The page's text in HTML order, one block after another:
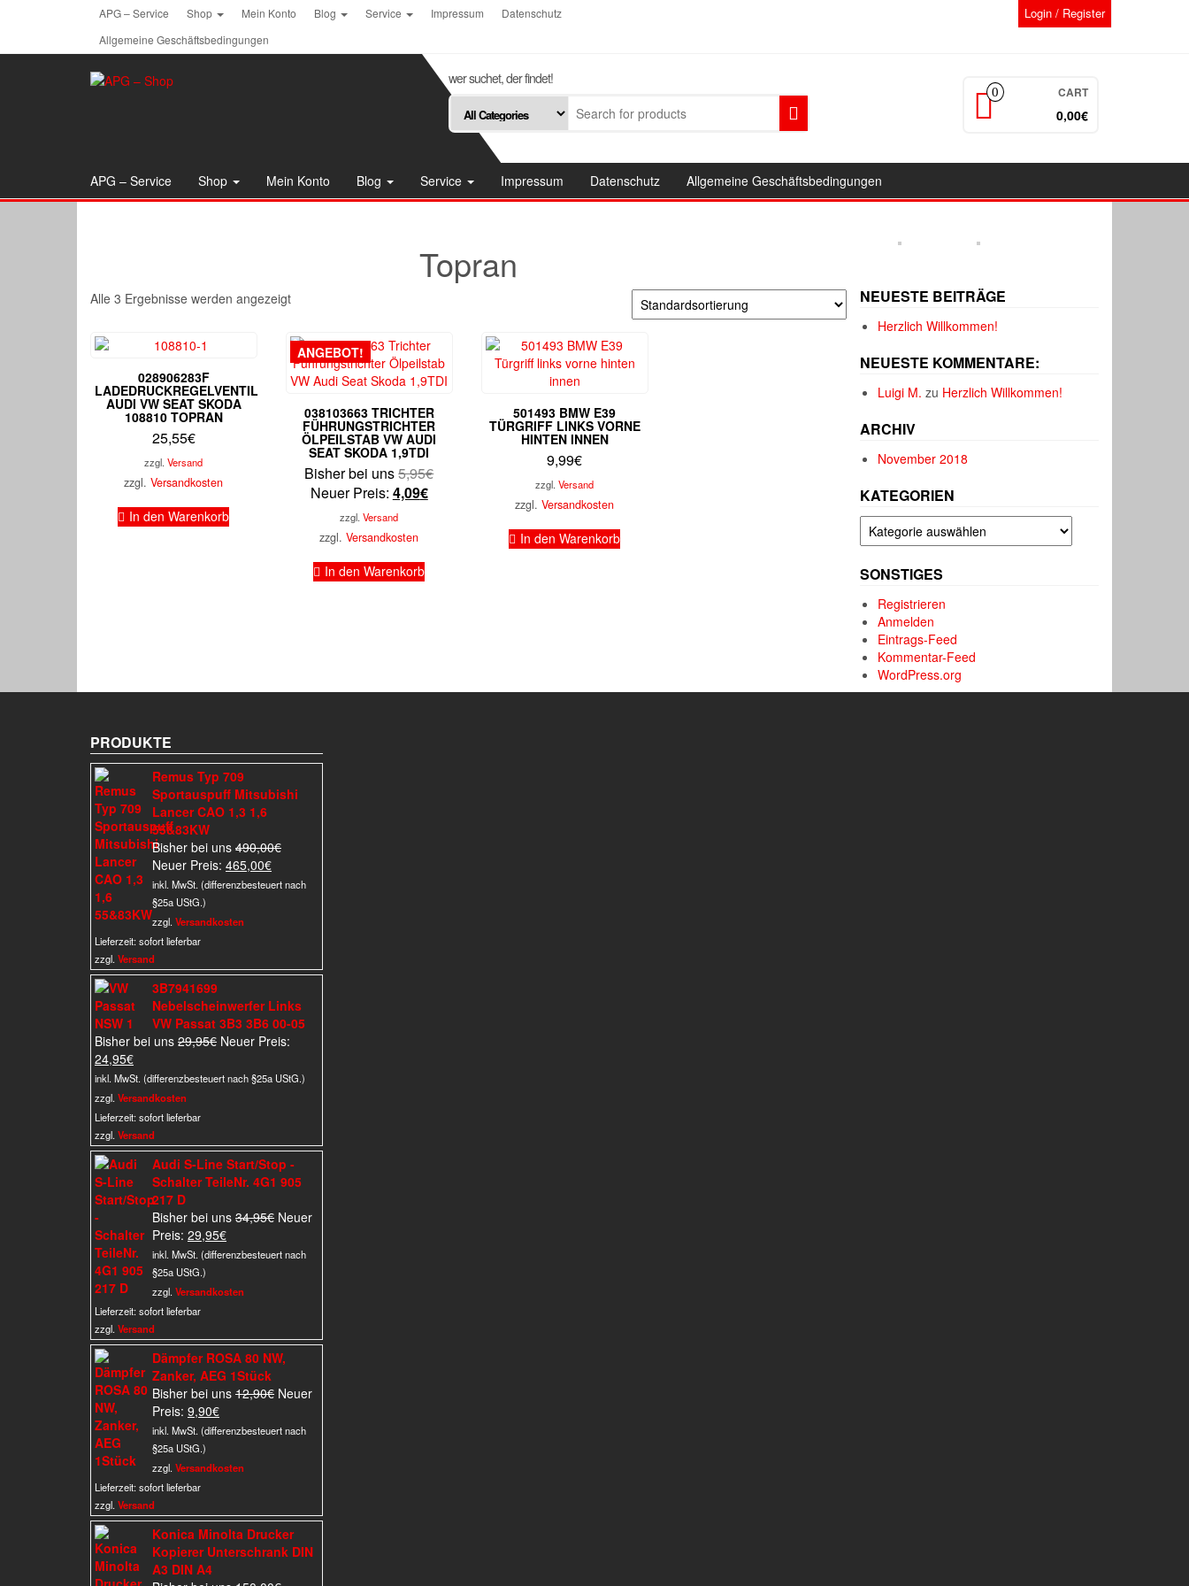
APG – Service Shop Mein Konto Blog Service Impressum
Datenschutz
Allgemeine Geschäftsbedingungen
Login / Register
wer suchet, der findet!
0 CART
0,00€
APG – Service Shop Mein Konto Blog Service Impressum Datenschutz Allgemeine Geschäftsbedingungen
Topran
Alle 3 Ergebnisse werden angezeigt
028906283F
LADEDRUCKREGELVENTIL
AUDI VW SEAT SKODA
108810 TOPRAN
25,55€
zzgl.Versand
zzgl.Versandkosten
In den Warenkorb
ANGEBOT!
038103663 TRICHTER
FÜHRUNGSTRICHTER
ÖLPEILSTAB VW AUDI
SEAT SKODA 1,9TDI
Bisher bei uns5,95€Ursprünglicher
Neuer Preis: 4,09€Aktueller
zzgl.Versand
zzgl.Versandkosten
In den Warenkorb
501493 BMW E39
TÜRGRIFF LINKS VORNE
HINTEN INNEN
9,99€
zzgl.Versand
zzgl.Versandkosten
In den Warenkorb
NEUESTE BEITRÄGE
Herzlich Willkommen!
NEUESTE KOMMENTARE:
Luigi M. zu Herzlich Willkommen!
ARCHIV
November 2018
KATEGORIEN
Kategorien
SONSTIGES
Registrieren
Anmelden
Eintrags-Feed
Kommentar-Feed
WordPress.org
PRODUKTE
Remus Typ 709
Sportauspuff Mitsubishi
Lancer CAO 1,3 1,6
55&83KW
Bisher bei uns 490,00€Ursprünglicher
war:
Neuer Preis: 465,00€Aktueller
Preis
inkl. MwSt. (differenzbesteuert nach
§25a UStG.)
zzgl. Versandkosten
Lieferzeit:sofort lieferbar
zzgl. Versand
3B7941699
Nebelscheinwerfer Links
VW Passat 3B3 3B6 00-05
Bisher bei uns 29,95€ Ursprünglicher
war:
Neuer Preis:
24,95€Aktueller
Preis
ist:
24,95€.
inkl. MwSt. (differenzbesteuert nach §25a UStG.)
zzgl. Versandkosten
Lieferzeit:sofort lieferbar
zzgl. Versand
Audi S-Line Start/Stop -
Schalter TeileNr. 4G1 905
217 D
Bisher bei uns 34,95€ Ursprünglicher
war:
Neuer
Preis: 29,95€Aktueller
Preis
29,95€.
inkl. MwSt. (differenzbesteuert nach
§25a UStG.)
zzgl. Versandkosten
Lieferzeit:sofort lieferbar
zzgl. Versand
Dämpfer ROSA 80 NW,
Zanker, AEG 1Stück
Bisher bei uns 12,90€ Ursprünglicher
war:
Neuer
Preis: 9,90€Aktueller
Preis
9,90€.
inkl. MwSt. (differenzbesteuert nach
§25a UStG.)
zzgl. Versandkosten
Lieferzeit:sofort lieferbar
zzgl. Versand
Konica Minolta Drucker
Kopierer Unterschrank DIN
A3 DIN A4